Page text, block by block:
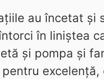
au încetat şi
în liniştea
şi pompa şi